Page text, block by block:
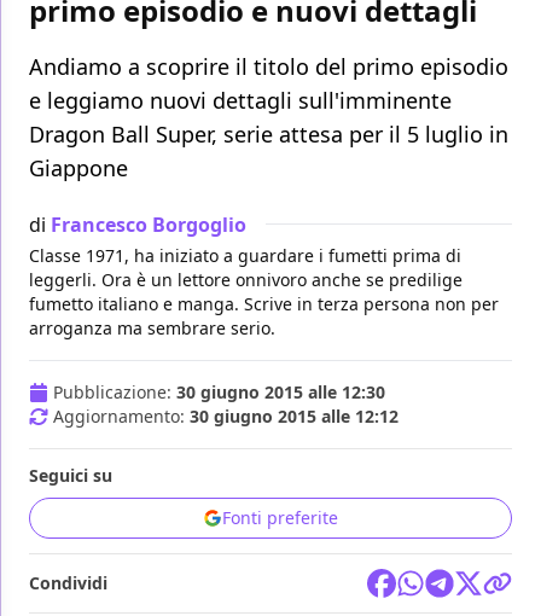
primo episodio e nuovi dettagli
Andiamo a scoprire il titolo del primo episodio
e leggiamo nuovi dettagli sull'imminente
Dragon Ball Super, serie attesa per il 5 luglio in
Giappone
di Francesco Borgoglio
Classe 1971, ha iniziato a guardare i fumetti prima di
leggerli. Ora è un lettore onnivoro anche se predilige
fumetto italiano e manga. Scrive in terza persona non per
arroganza ma sembrare serio.
Pubblicazione: 30 giugno 2015 alle 12:30
Aggiornamento: 30 giugno 2015 alle 12:12
Seguici su
Fonti preferite
Condividi